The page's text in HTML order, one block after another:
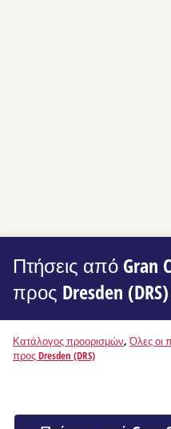
Πτήσεις από Gran
προς Dresden (DRS)
Κατάλογος προορισμών,Όλες οι
προς Dresden (DRS)